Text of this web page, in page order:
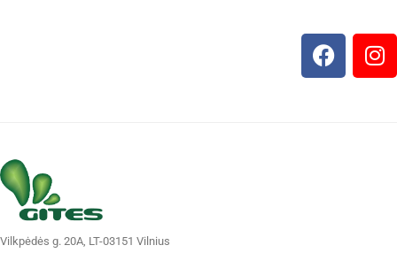
Vilkpėdės g. 20A, LT-03151 Vilnius